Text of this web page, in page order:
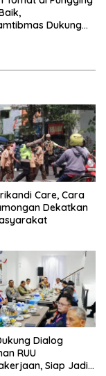
Dukung
Care, Cara
Dekatkan
Dialog
RUU
Siap Jadi